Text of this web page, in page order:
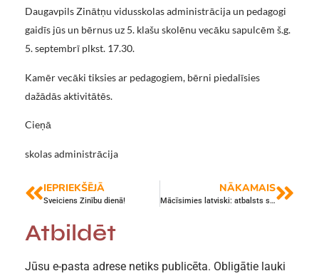
Daugavpils Zinātņu vidusskolas administrācija un pedagogi
gaidīs jūs un bērnus uz 5. klašu skolēnu vecāku sapulcēm š.g.
5. septembrī plkst. 17.30.
Kamēr vecāki tiksies ar pedagogiem, bērni piedalīsies
dažādās aktivitātēs.
Cieņā
skolas administrācija
IEPRIEKŠĒJĀ
Sveiciens Zinību dienā!
NĀKAMAIS
Mācīsimies latviski: atbalsts skolēniem pārejai uz mācībām latviešu valodā
Atbildēt
Jūsu e-pasta adrese netiks publicēta. Obligātie lauki